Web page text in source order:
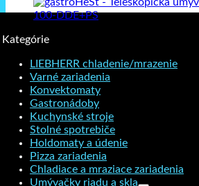
Kategórie
LIEBHERR chladenie/mrazenie
Varné zariadenia
Konvektomaty
Gastronádoby
Kuchynské stroje
Stolné spotrebiče
Holdomaty a údenie
Pizza zariadenia
Chladiace a mraziace zariadenia
Umývačky riadu a skla